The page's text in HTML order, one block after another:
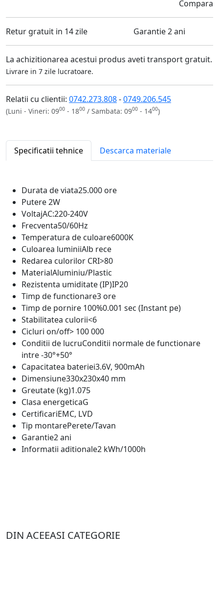
Compara
Retur gratuit in 14 zile Garantie 2 ani
La achizitionarea acestui produs aveti transport gratuit.
Livrare in 7 zile lucratoare.
Relatii cu clientii: 0742.273.808-0749.206.545
(Luni - Vineri: 0900 - 1800 / Sambata: 0900 - 1400)
Specificatii tehnice Descarca materiale
Durata de viata25.000 ore
Putere2W
VoltajAC:220-240V
Frecventa50/60Hz
Temperatura de culoare6000K
Culoarea luminiiAlb rece
Redarea culorilor CRI>80
MaterialAluminiu/Plastic
Rezistenta umiditate (IP)IP20
Timp de functionare3 ore
Timp de pornire 100%0.001 sec (Instant pe)
Stabilitatea culorii<6
Cicluri on/off> 100 000
Conditii de lucruConditii normale de functionare
intre -30°+50°
Capacitatea bateriei3.6V, 900mAh
Dimensiune330x230x40 mm
Greutate (kg)1.075
Clasa energeticaG
CertificariEMC, LVD
Tip montarePerete/Tavan
Garantie2 ani
Informatii aditionale2 kWh/1000h
DIN ACEEASI CATEGORIE